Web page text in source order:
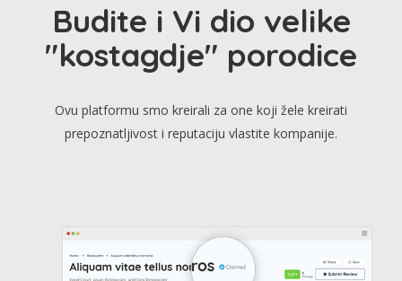
Budite i Vi dio velike
"kostagdje" porodice
Ovu platformu smo kreirali za one koji žele kreirati
prepoznatljivost i reputaciju vlastite kompanije.